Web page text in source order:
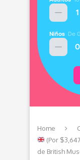
Home
(Por
de British